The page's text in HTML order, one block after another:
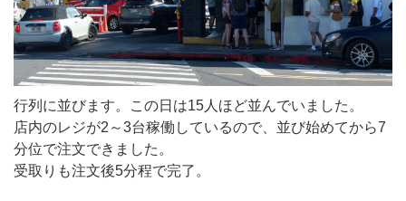
行列に並びます。この日は15人ほど並んでいました。
店内のレジが2～3台稼働しているので、並び始めてから7
分位で注文できました。
受取りも注文後5分程で完了。